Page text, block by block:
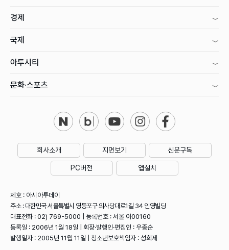
경제
국제
아투시티
문화·스포츠
회사소개 지면보기 신문구독
PC버전 앱설치
제호 : 아시아투데이
주소 : 대한민국 서울특별시 영등포구 의사당대로1길 34 인영빌딩
대표전화 : 02) 769-5000 | 등록번호 : 서울 아00160
등록일 : 2006년 1월 18일 | 회장·발행인·편집인 : 우종순
발행일자 : 2005년 11월 11일 | 청소년보호책임자 : 성희제